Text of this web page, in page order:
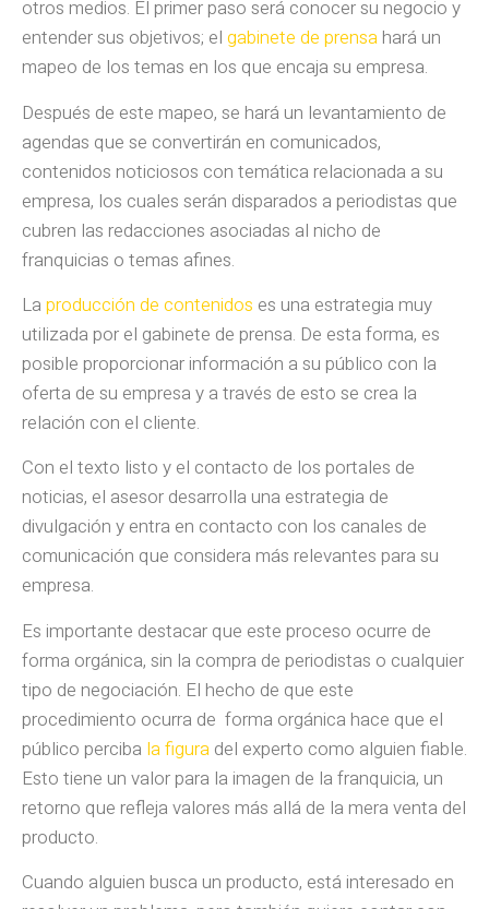
otros medios. El primer paso será conocer su negocio y
entender sus objetivos; el gabinete de prensa hará un
mapeo de los temas en los que encaja su empresa.
Después de este mapeo, se hará un levantamiento de
agendas que se convertirán en comunicados,
contenidos noticiosos con temática relacionada a su
empresa, los cuales serán disparados a periodistas que
cubren las redacciones asociadas al nicho de
franquicias o temas afines.
La producción de contenidos es una estrategia muy
utilizada por el gabinete de prensa. De esta forma, es
posible proporcionar información a su público con la
oferta de su empresa y a través de esto se crea la
relación con el cliente.
Con el texto listo y el contacto de los portales de
noticias, el asesor desarrolla una estrategia de
divulgación y entra en contacto con los canales de
comunicación que considera más relevantes para su
empresa.
Es importante destacar que este proceso ocurre de
forma orgánica, sin la compra de periodistas o cualquier
tipo de negociación. El hecho de que este
procedimiento ocurra de forma orgánica hace que el
público perciba la figura del experto como alguien fiable.
Esto tiene un valor para la imagen de la franquicia, un
retorno que refleja valores más allá de la mera venta del
producto.
Cuando alguien busca un producto, está interesado en